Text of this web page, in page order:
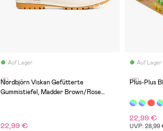
Auf Lager
(6)
Nordbjörn Viskan Gefütterte
Gummistiefel, Madder Brown/Rose
22,99 €
Auf Lager
(18)
Plus-Plus
22,99 €
UVP: 28,99